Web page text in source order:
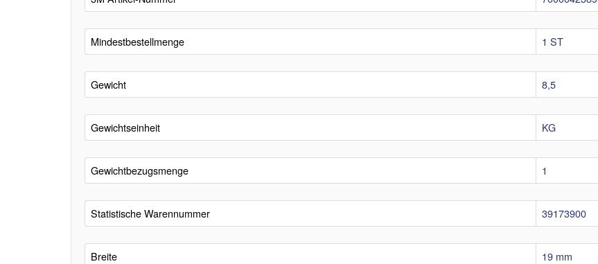
Mindestbestellmenge 1 ST
Gewicht 8,5
Gewichtseinheit KG
Gewichtbezugsmenge 1
Statistische Warennummer 39173900
Breite 19 mm